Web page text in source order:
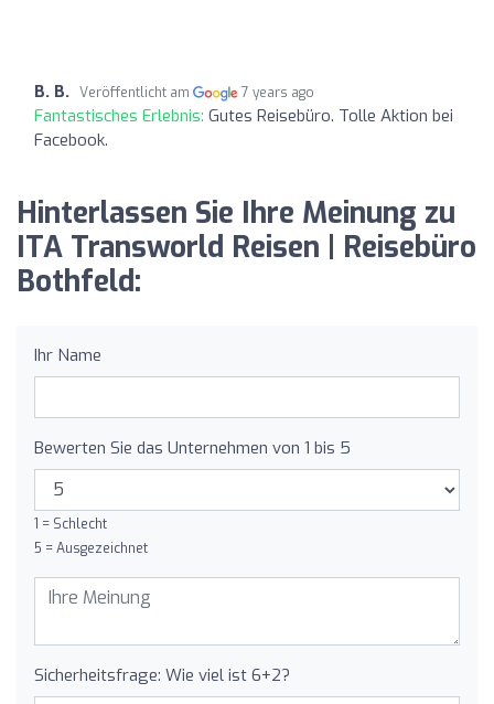
B. B. Veröffentlicht am 7 years ago
Fantastisches Erlebnis: Gutes Reisebüro. Tolle Aktion bei
Facebook.
Hinterlassen Sie Ihre Meinung zu
ITA Transworld Reisen | Reisebüro
Bothfeld:
Ihr Name
Bewerten Sie das Unternehmen von 1 bis 5
1 = Schlecht
5 = Ausgezeichnet
Sicherheitsfrage: Wie viel ist 6+2?